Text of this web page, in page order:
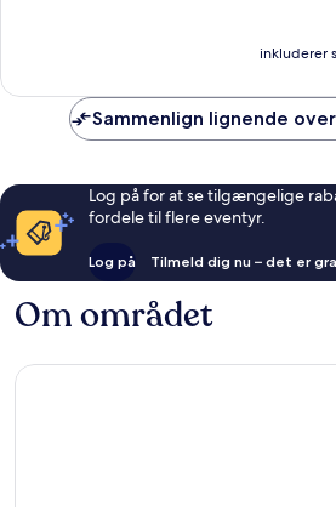
anmeldelser
inkluderer
Sammenlign lignende
Log på for at se tilgængelige
fordele til flere eventyr.
Log på Tilmeld dig nu – det er
Om området